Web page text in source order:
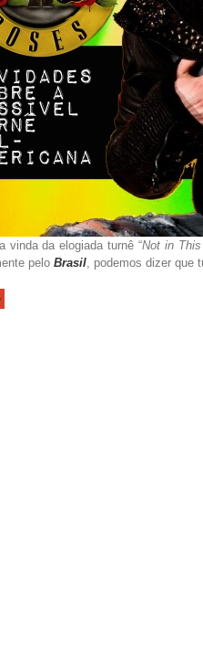
vinda da elogiada turnê “Not in
pelo Brasil , podemos dizer que